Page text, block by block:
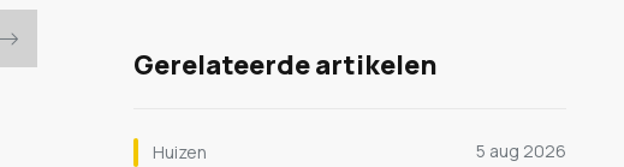
Gerelateerde artikelen
Huizen
5 aug 2026